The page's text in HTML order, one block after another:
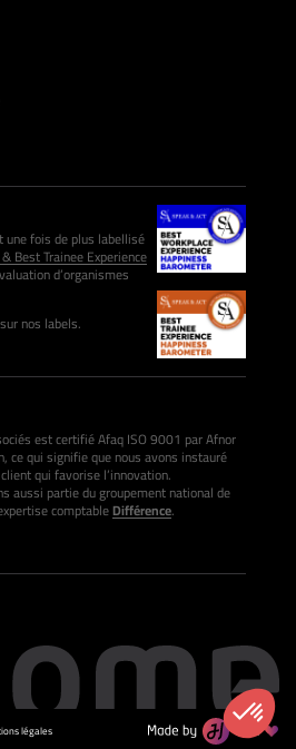
fois de plus labellisé
Best Trainee Experience
d’organismes
nos labels.
est certifié Afaq ISO 9001 par Afnor
ce qui signifie que nous avons instauré
qui favorise l’innovation.
aussi partie du groupement national de
comptableDifférence.
légales